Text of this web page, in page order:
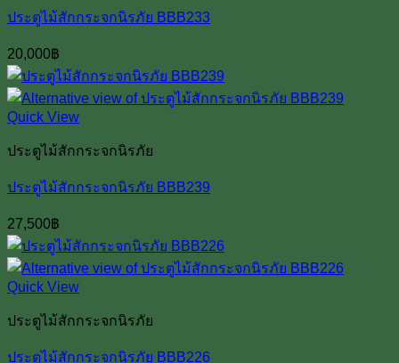
ประตูไม้สักกระจกนิรภัย BBB233
20,000฿
Quick View
ประตูไม้สักกระจกนิรภัย
ประตูไม้สักกระจกนิรภัย BBB239
27,500฿
Quick View
ประตูไม้สักกระจกนิรภัย
ประตูไม้สักกระจกนิรภัย BBB226